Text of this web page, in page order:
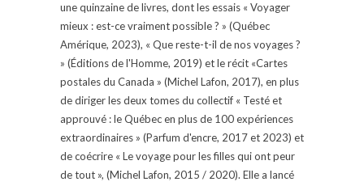
une quinzaine de livres, dont les essais « Voyager
mieux : est-ce vraiment possible ? » (Québec
Amérique, 2023), « Que reste-t-il de nos voyages ?
» (Éditions de l'Homme, 2019) et le récit «Cartes
postales du Canada » (Michel Lafon, 2017), en plus
de diriger les deux tomes du collectif « Testé et
approuvé : le Québec en plus de 100 expériences
extraordinaires » (Parfum d'encre, 2017 et 2023) et
de coécrire « Le voyage pour les filles qui ont peur
de tout », (Michel Lafon, 2015 / 2020). Elle a lancé